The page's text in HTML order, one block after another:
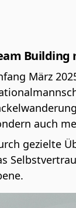
Building
März
auch
gezielte